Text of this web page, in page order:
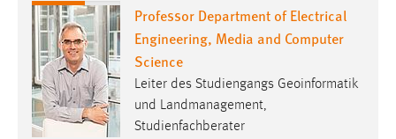
Professor Department of Electrical
Engineering, Media and Computer
Science
Leiter des Studiengangs Geoinformatik
und Landmanagement,
Studienfachberater